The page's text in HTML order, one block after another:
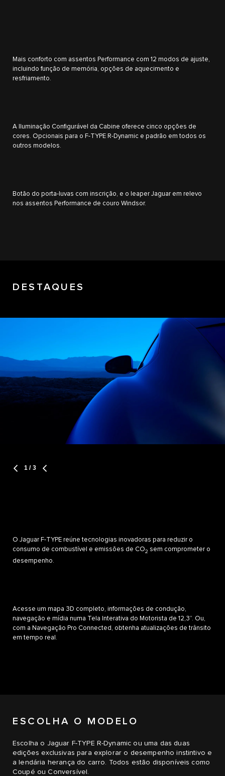
Mais conforto com assentos Performance com 12 modos de ajuste,
incluindo função de memória, opções de aquecimento e
resfriamento.
A Iluminação Configurável da Cabine oferece cinco opções de
cores. Opcionais para o F-TYPE R-Dynamic e padrão em todos os
outros modelos.
Botão do porta-luvas com inscrição, e o leaper Jaguar em relevo
nos assentos Performance de couro Windsor.
DESTAQUES
1 / 3
O Jaguar F-TYPE reúne tecnologias inovadoras para reduzir o
consumo de combustível e emissões de CO2 sem comprometer o
desempenho.
Acesse um mapa 3D completo, informações de condução,
navegação e mídia numa Tela Interativa do Motorista de 12,3”. Ou,
com a Navegação Pro Connected, obtenha atualizações de trânsito
em tempo real.
ESCOLHA O MODELO
Escolha o Jaguar F-TYPE R-Dynamic ou uma das duas
edições exclusivas para explorar o desempenho instintivo e
a lendária herança do carro. Todos estão disponíveis como
Coupé ou Conversível.